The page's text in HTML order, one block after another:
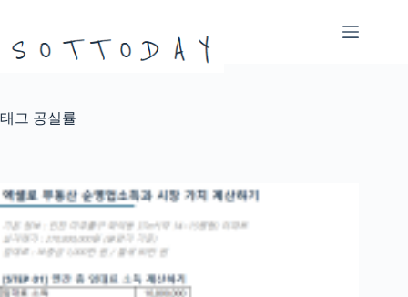
으
뛰
태그 공실률